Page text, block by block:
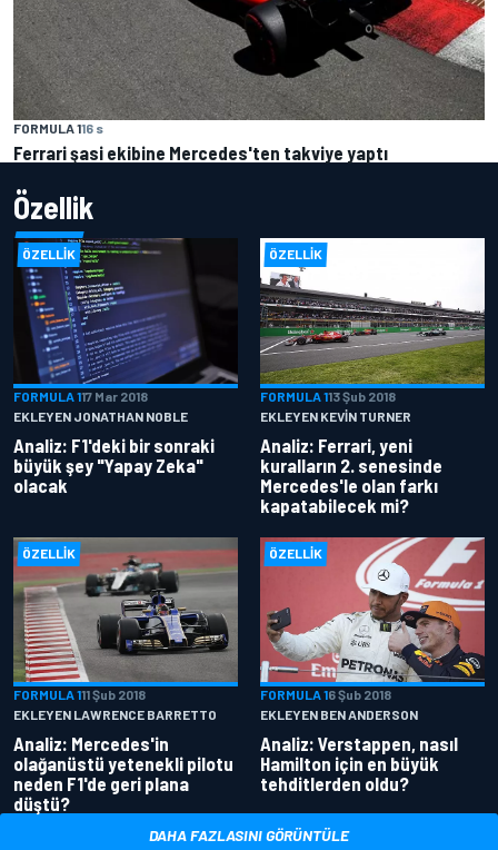
FORMULA 116 s
Ferrari şasi ekibine Mercedes'ten takviye yaptı
Özellik
ÖZELLIK
FORMULA 117 Mar 2018
EKLEYEN JONATHAN NOBLE
Analiz: F1'deki bir sonraki
büyük şey "Yapay Zeka"
olacak
ÖZELLIK
FORMULA 113 Şub 2018
EKLEYEN KEVIN TURNER
Analiz: Ferrari, yeni
kuralların 2. senesinde
Mercedes'le olan farkı
kapatabilecek mi?
ÖZELLIK
FORMULA 111 Şub 2018
EKLEYEN LAWRENCE BARRETTO
Analiz: Mercedes'in
olağanüstü yetenekli pilotu
neden F1'de geri plana
düştü?
ÖZELLIK
FORMULA 16 Şub 2018
EKLEYEN BEN ANDERSON
Analiz: Verstappen, nasıl
Hamilton için en büyük
tehditlerden oldu?
DAHA FAZLASINI GÖRÜNTÜLE